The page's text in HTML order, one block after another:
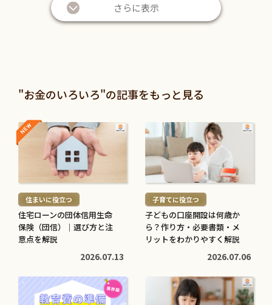
さらに表示
"お金のいろいろ"の記事をもっと見る
続
き
む
>
NEW
NEW
住まいに役立つ
住宅ローンの団体信用生命
保険（団信）｜選び方と注
意点を解説
2026.07.13
続
き
を
読
む
> 子育てに役立つ
子どもの口座開設は何歳か
ら？作り方・必要書類・メ
リットをわかりやすく解説
2026.07.06